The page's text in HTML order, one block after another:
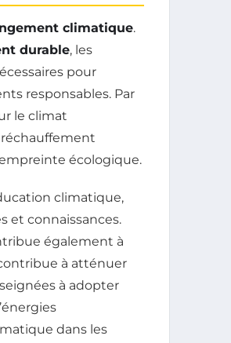
climatique.
durable, les
pour
responsables. Par
le climat
écologique.
climatique,
et connaissances.
également à
à atténuer
à adopter
dans les